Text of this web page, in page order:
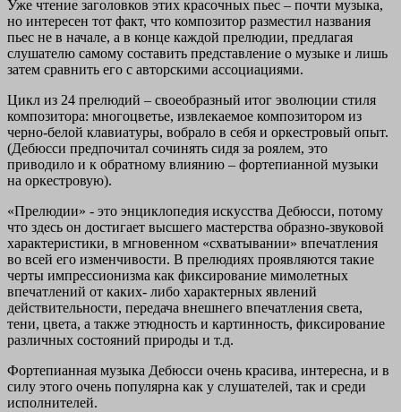
Уже чтение заголовков этих красочных пьес – почти музыка,
но интересен тот факт, что композитор разместил названия
пьес не в начале, а в конце каждой прелюдии, предлагая
слушателю самому составить представление о музыке и лишь
затем сравнить его с авторскими ассоциациями.
Цикл из 24 прелюдий – своеобразный итог эволюции стиля
композитора: многоцветье, извлекаемое композитором из
черно-белой клавиатуры, вобрало в себя и оркестровый опыт.
(Дебюсси предпочитал сочинять сидя за роялем, это
приводило и к обратному влиянию – фортепианной музыки
на оркестровую).
«Прелюдии» - это энциклопедия искусства Дебюсси, потому
что здесь он достигает высшего мастерства образно-звуковой
характеристики, в мгновенном «схватывании» впечатления
во всей его изменчивости. В прелюдиях проявляются такие
черты импрессионизма как фиксирование мимолетных
впечатлений от каких- либо характерных явлений
действительности, передача внешнего впечатления света,
тени, цвета, а также этюдность и картинность, фиксирование
различных состояний природы и т.д.
Фортепианная музыка Дебюсси очень красива, интересна, и в
силу этого очень популярна как у слушателей, так и среди
исполнителей.